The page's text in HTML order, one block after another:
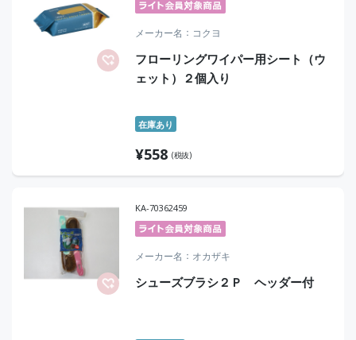
メーカー名 コクヨ
フローリングワイパー用シート（ウ
ェット）２個入り
在庫あり
¥558 (税抜)
KA-70362459
メーカー名 オカザキ
シューズブラシ２Ｐ ヘッダー付